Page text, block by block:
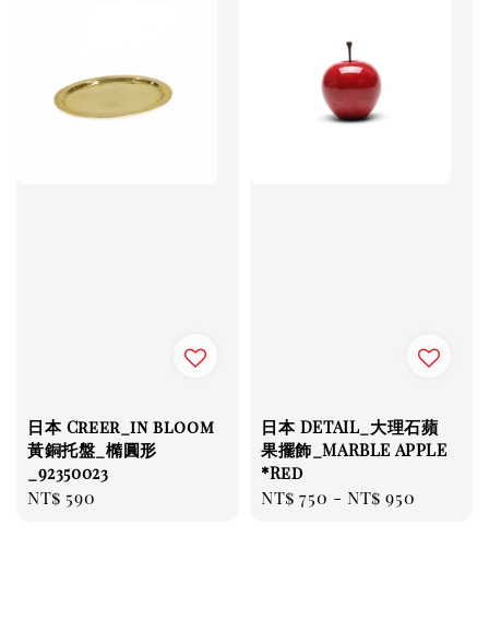
日本 Creer_in bloom
黃銅托盤_橢圓形
_92350023
Regular
NT$ 590
日本 DETAIL_大理石蘋
果擺飾_MARBLE APPLE
*Red
Regular
NT$ 750 -NT$ 950